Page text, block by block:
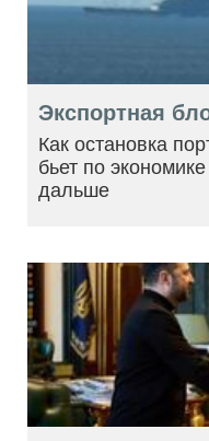
Экспортная
Как остановка
бьет по
дальше